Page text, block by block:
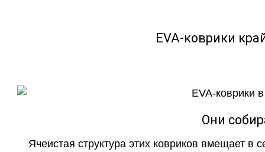
EVA-коврики
Они
Ячеистая структура этих ковриков вмещает в